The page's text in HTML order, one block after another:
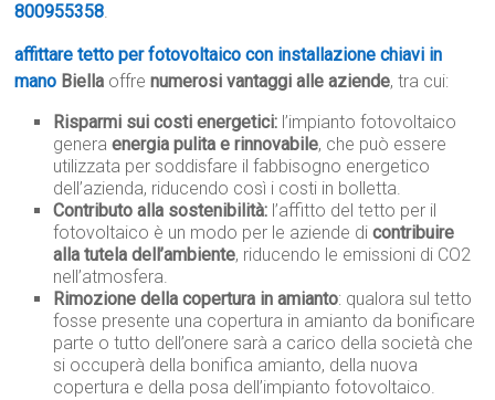
800955358.
affittare tetto per fotovoltaico con installazione chiavi in
mano Biella offrenumerosi vantaggi alle aziende, tra cui:
Risparmi sui costi energetici: l’impianto fotovoltaico
generaenergia pulita e rinnovabile, che può essere
utilizzata per soddisfare il fabbisogno energetico
dell’azienda, riducendo così i costi in bolletta.
Contributo alla sostenibilità: l’affitto del tetto per il
fotovoltaico è un modo per le aziende dicontribuire
alla tutela dell’ambiente, riducendo le emissioni di CO2
nell’atmosfera.
Rimozione della copertura in amianto: qualora sul tetto
fosse presente una copertura in amianto da bonificare
parte o tutto dell’onere sarà a carico della società che
si occuperà della bonifica amianto, della nuova
copertura e della posa dell’impianto fotovoltaico.